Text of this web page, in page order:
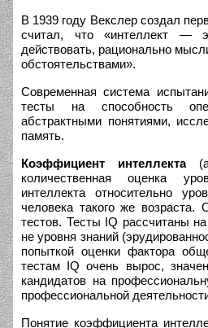
В 1939 году Векслер создал
считал, что «интеллект —
действовать, рационально
обстоятельствами».
Современная система
тесты на способность
абстрактными понятиями,
память.
Коэффициент интеллекта
количественная оценка
интеллекта относительно
человека такого же
тестов. Тесты IQ рассчитаны
не уровня знаний
попыткой оценки фактора
тестам IQ очень вырос,
кандидатов на
профессиональной
Понятие коэффициента